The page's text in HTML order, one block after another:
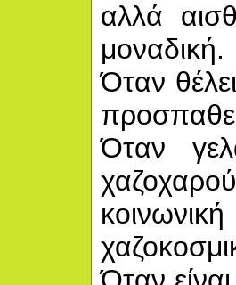
αλλά
μοναδική.
Όταν
Όταν